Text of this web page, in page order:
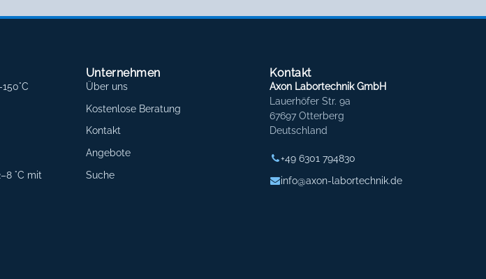
°C mit
Unternehmen
Über uns
Kostenlose Beratung
Kontakt
Angebote
Suche
Kontakt
Axon Labortechnik GmbH
Lauerhöfer Str. 9a
67697 Otterberg
Deutschland
+49 6301 794830
info@axon-labortechnik.de